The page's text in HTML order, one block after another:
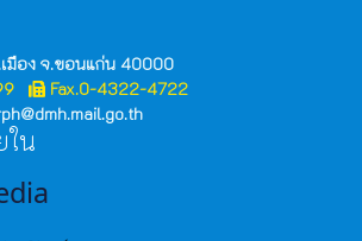
เมือง จ.ขอนแก่น 40000
Fax.0-4322-4722
ใน